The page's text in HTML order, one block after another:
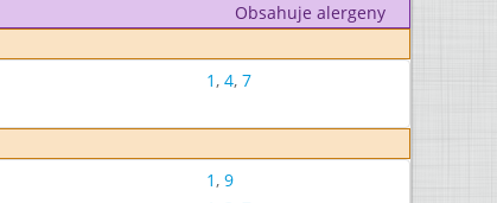
Obsahuje alergeny
1, 4, 7
1, 9